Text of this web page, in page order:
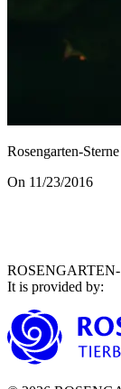
Rosengarten-
On 11/23/2016
ROSENGARTEN-
It is provided by: